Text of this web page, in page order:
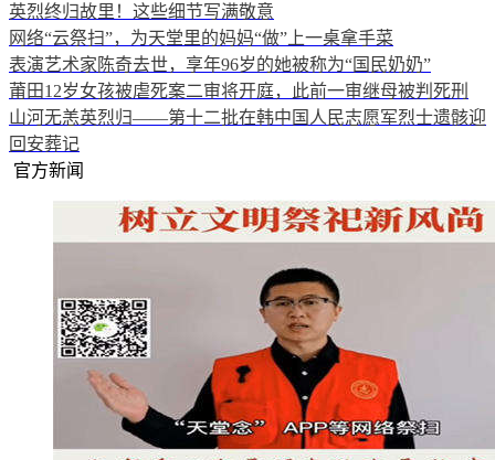
英烈终归故里！这些细节写满敬意
网络“云祭扫”，为天堂里的妈妈“做”上一桌拿手菜
表演艺术家陈奇去世，享年96岁的她被称为“国民奶奶”
莆田12岁女孩被虐死案二审将开庭，此前一审继母被判死刑
山河无恙英烈归——第十二批在韩中国人民志愿军烈士遗骸迎
回安葬记
官方新闻